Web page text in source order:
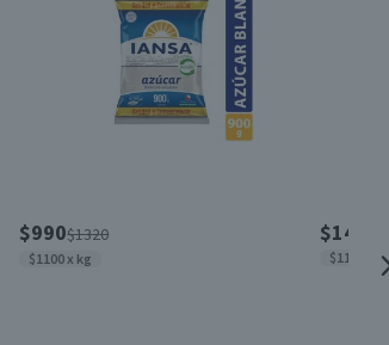
$990$1320
$1100 x kg
$14.280
$1190 x lt